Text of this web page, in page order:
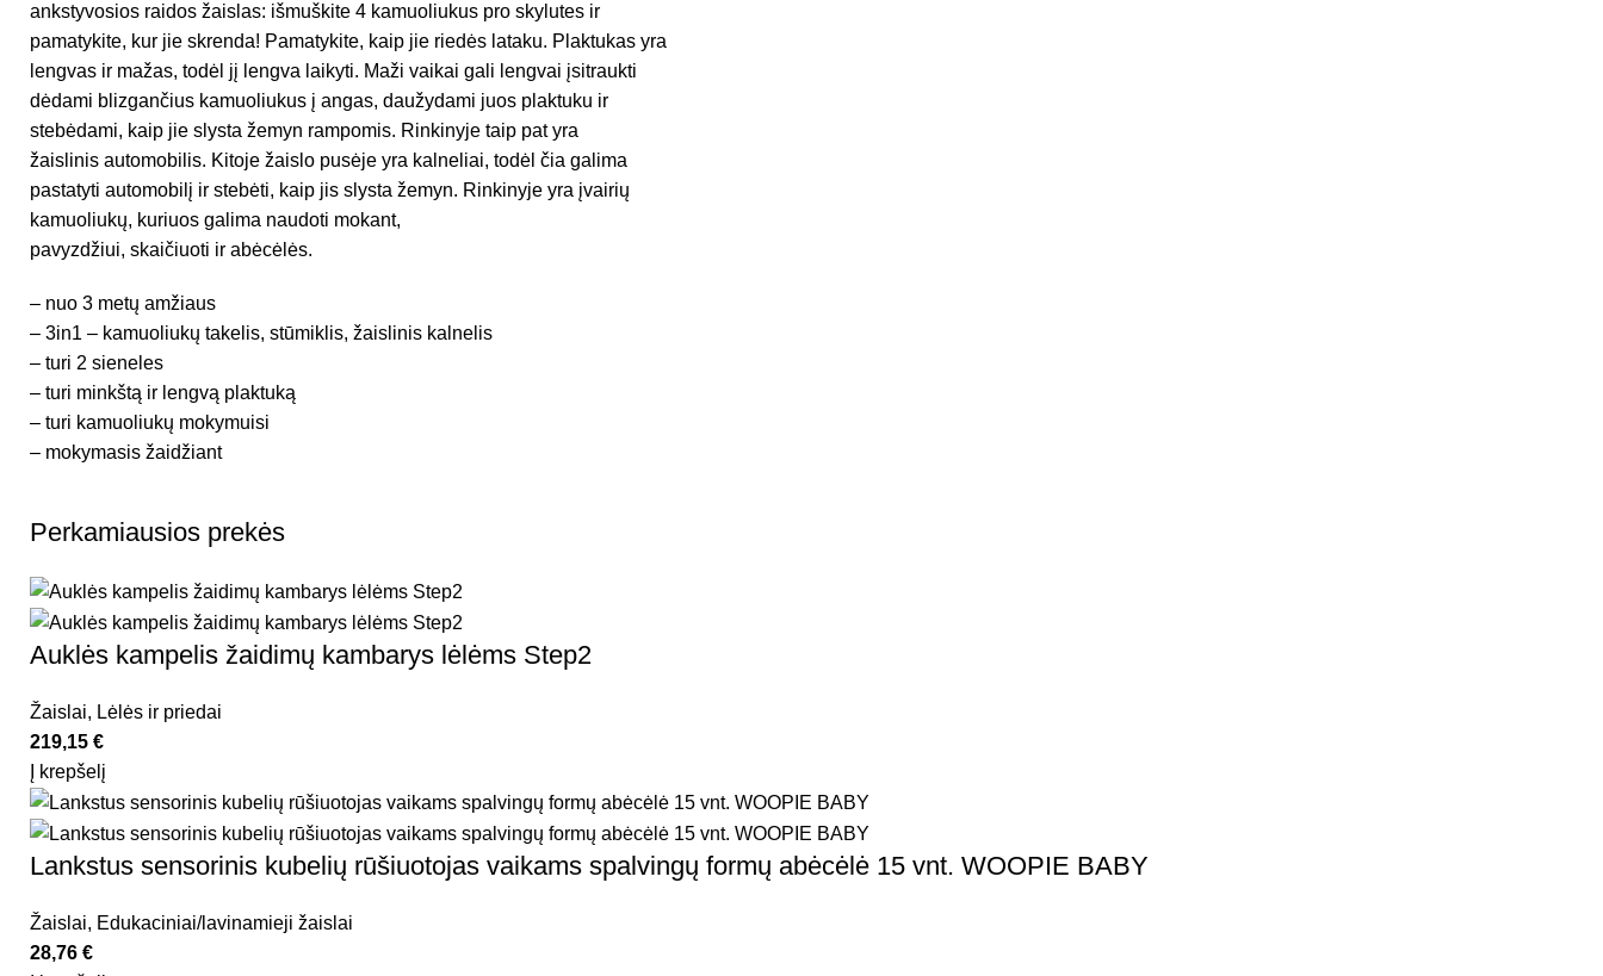
ankstyvosios raidos žaislas: išmuškite 4 kamuoliukus pro skylutes ir
pamatykite, kur jie skrenda! Pamatykite, kaip jie riedės lataku. Plaktukas yra
lengvas ir mažas, todėl jį lengva laikyti. Maži vaikai gali lengvai įsitraukti
dėdami blizgančius kamuoliukus į angas, daužydami juos plaktuku ir
stebėdami, kaip jie slysta žemyn rampomis. Rinkinyje taip pat yra
žaislinis automobilis. Kitoje žaislo pusėje yra kalneliai, todėl čia galima
pastatyti automobilį ir stebėti, kaip jis slysta žemyn. Rinkinyje yra įvairių
kamuoliukų, kuriuos galima naudoti mokant,
pavyzdžiui, skaičiuoti ir abėcėlės.
– nuo 3 metų amžiaus
– 3in1 – kamuoliukų takelis, stūmiklis, žaislinis kalnelis
– turi 2 sieneles
– turi minkštą ir lengvą plaktuką
– turi kamuoliukų mokymuisi
– mokymasis žaidžiant
Perkamiausios prekės
Auklės kampelis žaidimų kambarys lėlėms Step2
Žaislai, Lėlės ir priedai
219,15 €
Į krepšelį
Lankstus sensorinis kubelių rūšiuotojas vaikams spalvingų formų abėcėlė 15 vnt. WOOPIE BABY
Žaislai, Edukaciniai/lavinamieji žaislai
28,76 €